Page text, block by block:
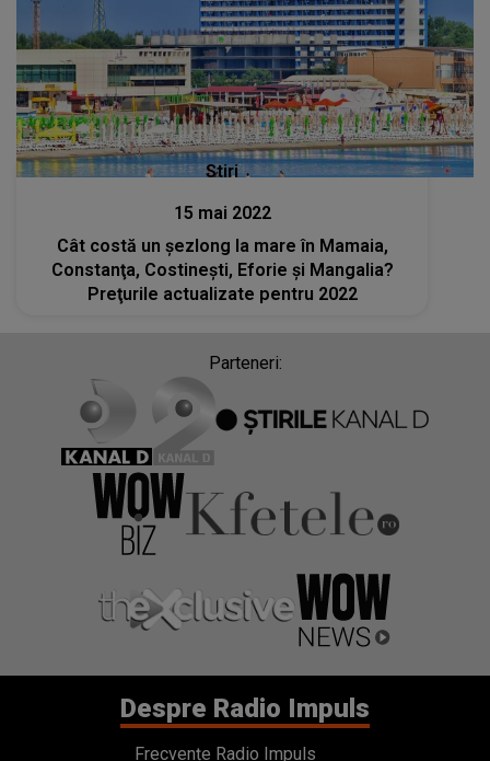
Stiri
15 mai 2022
Cât costă un şezlong la mare în Mamaia,
Constanţa, Costineşti, Eforie şi Mangalia?
Preţurile actualizate pentru 2022
Parteneri:
Despre Radio Impuls
Frecvențe Radio Impuls